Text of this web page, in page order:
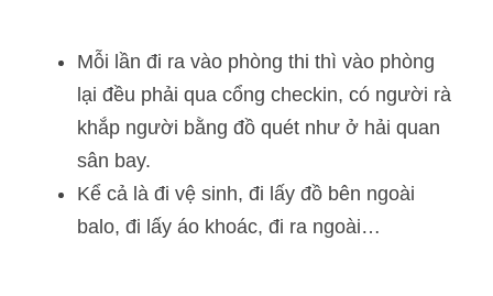
Mỗi lần đi ra vào phòng thi thì vào phòng
lại đều phải qua cổng checkin, có người rà
khắp người bằng đồ quét như ở hải quan
sân bay.
Kể cả là đi vệ sinh, đi lấy đồ bên ngoài
balo, đi lấy áo khoác, đi ra ngoài…